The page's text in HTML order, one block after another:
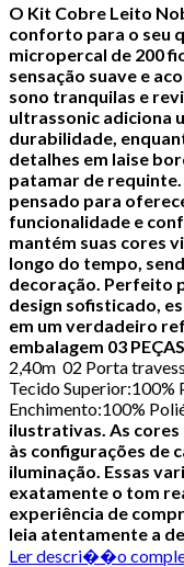
O Kit Cobre Leito
conforto para o seu
micropercal de 200
sensação suave e
sono tranquilas e
ultrassonic adiciona
durabilidade,
detalhes em laise
patamar de
pensado para
funcionalidade e
mantém suas cores
longo do tempo,
decoração. Perfeito
design sofisticado,
em um verdadeiro
embalagem 03
2,40m 02 Porta
Tecido
Enchimento:100%
ilustrativas. As
às configurações de
iluminação. Essas
exatamente o tom
experiência de
leia atentamente a
Ler descri��o